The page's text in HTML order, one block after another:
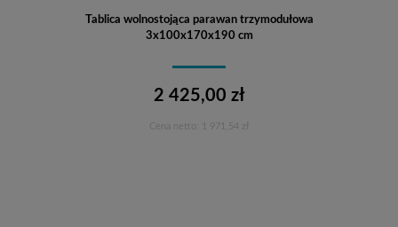
Tablica wolnostojąca parawan trzymodułowa
3x100x170x190 cm
2 425,00 zł
1 971,54 zł